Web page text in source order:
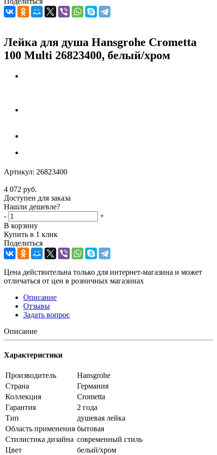
Лейка для душа Hansgrohe Crometta
100 Multi 26823400, белый/хром
Артикул: 26823400
4 072 руб.
Доступен для заказа
Нашли дешевле?
-
+
В корзину
Купить в 1 клик
Поделиться
Цена действительна только для интернет-магазина и может
отличаться от цен в розничных магазинах
Описание
Отзывы
Задать вопрос
Описание
Характеристики
Производитель
Hansgrohe
Страна
Германия
Коллекция
Crometta
Гарантия
2 года
Тип
душевая лейка
Область применения бытовая
Стилистика дизайна современный стиль
Цвет
белый/хром